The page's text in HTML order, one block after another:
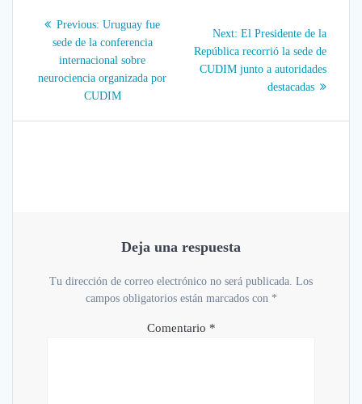
Navegación
entradas
Previous: Previous
post:
Uruguay fue
sede de la conferencia
internacional sobre
neurociencia organizada por
CUDIM
Next: Next
post:
El Presidente de la
República recorrió la sede de
CUDIM junto a autoridades
destacadas
Deja una respuesta
Tu dirección de correo electrónico no será publicada. Los
campos obligatorios están marcados con *
Comentario *